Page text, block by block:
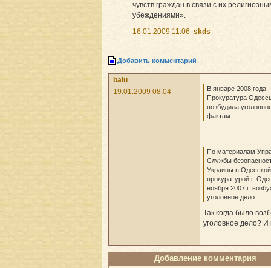
чувств граждан в связи с их
убеждениями».
16.01.2009 11:06 skds
Добавить комментарий
balu
19.01.2009 08:04
В январе 2008 года
Прокуратура
возбудила
фактам...
По материалам
Службы
Украины в
прокуратурой г.
ноября 2007 г.
уголовное дело.
Так когда было
уголовное дело? И
Добавление комментария